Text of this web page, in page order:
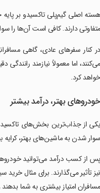
هسته اصلی گیم‌پلی تاکسیدو بر
متفاوتی دارند. کافی است آن‌ها را
در کنار سفرهای عادی، گاهی
می‌کنند، اما معمولاً نیازمند
خواهد کرد.
خودروهای بهتر، درآمد بیشتر
یکی از جذاب‌ترین بخش‌های
سوار شدن به ماشین‌های بهتر،
پس از کسب درآمد می‌توانید
نیز تأثیر می‌گذارند. برای مثال
مسافران امتیاز بیشتری به شما بدهند